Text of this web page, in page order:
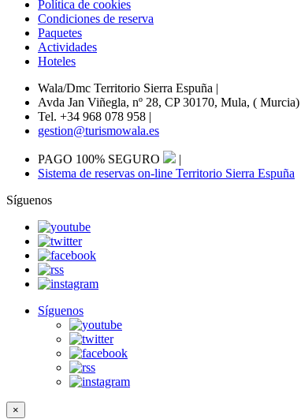
Política de cookies
Condiciones de reserva
Paquetes
Actividades
Hoteles
Wala/Dmc Territorio Sierra Espuña |
Avda Jan Viñegla, nº 28, CP 30170, Mula, ( Murcia)
Tel. +34 968 078 958 |
gestion@turismowala.es
PAGO 100% SEGURO
|
Sistema de reservas on-line Territorio Sierra Espuña
Síguenos
Síguenos
×